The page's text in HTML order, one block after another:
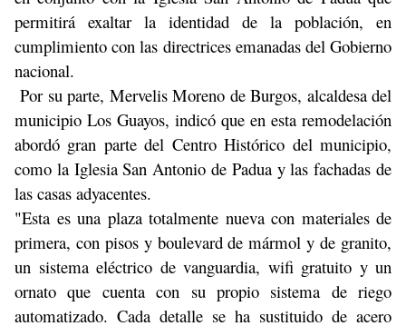
permitirá exaltar la identidad de la población, en
cumplimiento con las directrices emanadas del Gobierno
nacional.
Por su parte, Mervelis Moreno de Burgos, alcaldesa del
municipio Los Guayos, indicó que en esta remodelación
abordó gran parte del Centro Histórico del municipio,
como la Iglesia San Antonio de Padua y las fachadas de
las casas adyacentes.
"Esta es una plaza totalmente nueva con materiales de
primera, con pisos y boulevard de mármol y de granito,
un sistema eléctrico de vanguardia, wifi gratuito y un
ornato que cuenta con su propio sistema de riego
automatizado. Cada detalle se ha sustituido de acero